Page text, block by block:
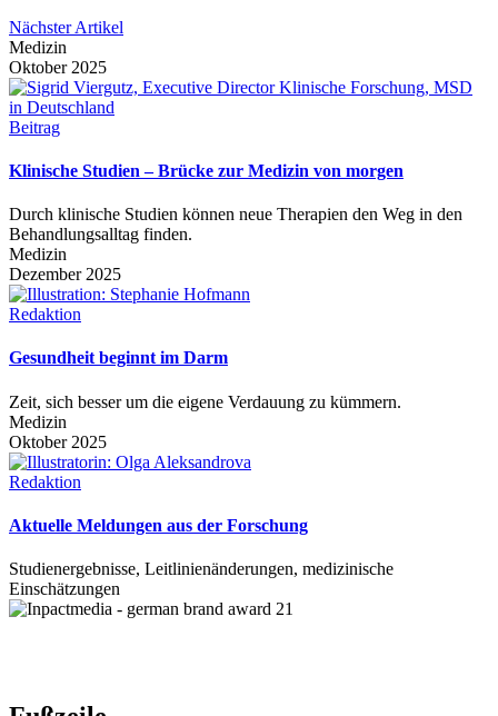
Nächster Artikel
Medizin
Oktober 2025
Beitrag
Klinische Studien – Brücke zur Medizin von morgen
Durch klinische Studien können neue Therapien den Weg in den
Behandlungsalltag finden.
Medizin
Dezember 2025
Redaktion
Gesundheit beginnt im Darm
Zeit, sich besser um die eigene Verdauung zu kümmern.
Medizin
Oktober 2025
Redaktion
Aktuelle Meldungen aus der Forschung
Studienergebnisse, Leitlinienänderungen, medizinische
Einschätzungen